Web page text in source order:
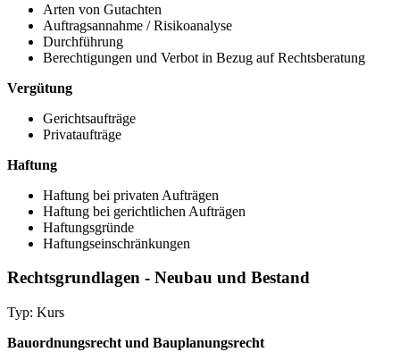
Arten von Gutachten
Auftragsannahme / Risikoanalyse
Durchführung
Berechtigungen und Verbot in Bezug auf Rechtsberatung
Vergütung
Gerichtsaufträge
Privataufträge
Haftung
Haftung bei privaten Aufträgen
Haftung bei gerichtlichen Aufträgen
Haftungsgründe
Haftungseinschränkungen
Rechtsgrundlagen - Neubau und Bestand
Typ: Kurs
Bauordnungsrecht und Bauplanungsrecht